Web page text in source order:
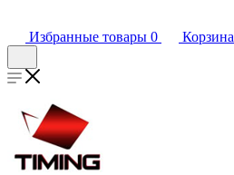
Избранные товары 0 Корзина